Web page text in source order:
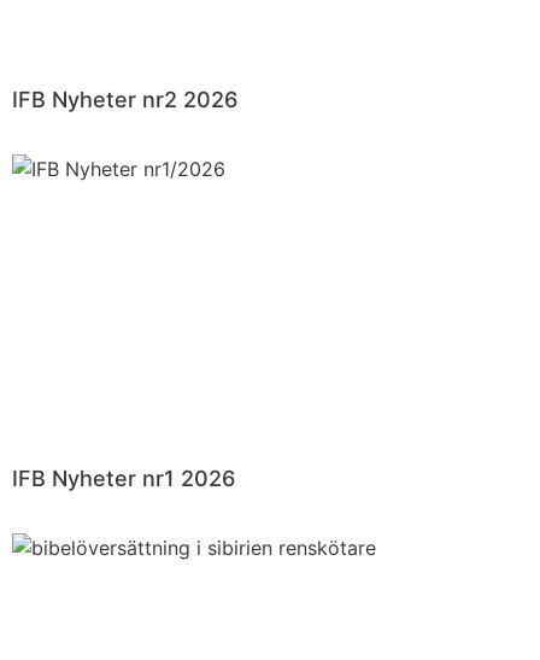
IFB Nyheter nr2 2026
IFB Nyheter nr1 2026